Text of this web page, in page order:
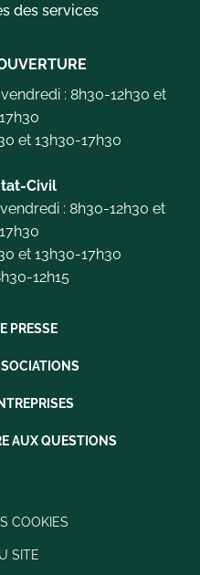
des services
: 8h30-12h30 et
et 13h30-17h30
Civil
: 8h30-12h30 et
et 13h30-17h30
12h15
PRESSE
AUX QUESTIONS
COOKIES
SITE